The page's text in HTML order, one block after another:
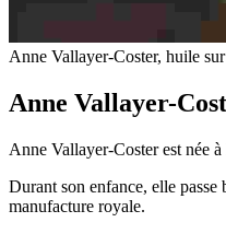
Anne Vallayer-Coster, huile
Anne Vallayer-
Anne Vallayer-Coster est née
Durant son enfance, elle passe
manufacture royale.